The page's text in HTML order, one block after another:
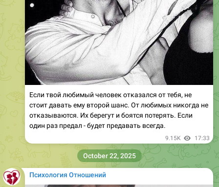
Если твой любимый человек отказался от тебя, не
стоит давать ему второй шанс. От любимых никогда не
отказываются. Их берегут и боятся потерять. Если
один раз предал - будет предавать всегда.
9.15K 17:33
Психология Отношений
October 22, 2025